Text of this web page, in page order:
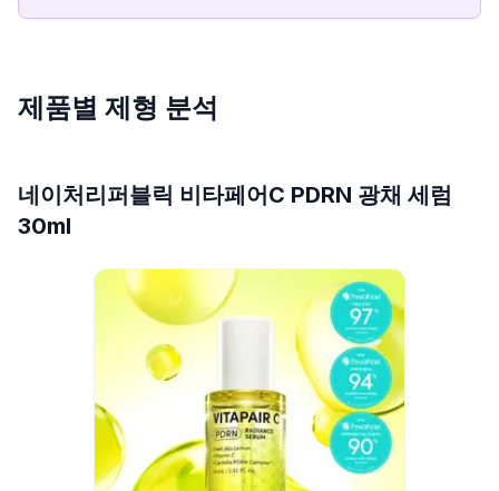
제품별 제형 분석
네이처리퍼블릭 비타페어C PDRN 광채 세럼
30ml